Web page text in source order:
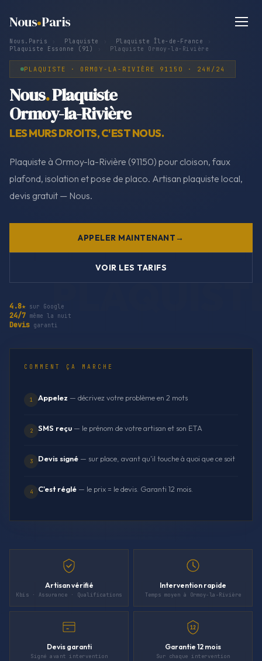
Nous Paris
Nous.Paris Plaquiste Plaquiste Île-de-France
Plaquiste Essonne (91)
Plaquiste Ormoy-la-Rivière
PLAQUISTE · ORMOY-LA-RIVIÈRE 91150 · 24H/24
Nous.Plaquiste
Ormoy-la-Rivière
LES MURS DROITS, C'EST NOUS.
Plaquiste à Ormoy-la-Rivière (91150) pour cloison, faux
plafond, isolation et pose de placo. Artisan plaquiste local,
devis gratuit — Nous.
APPELER MAINTENANT
VOIR LES TARIFS
4.8★ sur Google
24/7 même la nuit
Devis garanti
COMMENT ÇA MARCHE
1 Appelez — décrivez votre problème en 2 mots
2 SMS reçu — le prénom de votre artisan et son ETA
3 Devis signé — sur place, avant qu'il touche à quoi que ce soit
4 C'est réglé — le prix = le devis. Garanti 12 mois.
Artisan vérifié
Kbis · Assurance · Qualifications
Intervention rapide
Temps moyen à Ormoy-la-Rivière
Devis garanti
Signé avant intervention
12
Garantie 12 mois
Sur chaque intervention